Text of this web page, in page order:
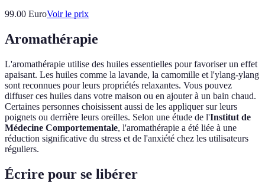
99.00 EuroVoir le prix
Aromathérapie
L'aromathérapie utilise des huiles essentielles pour favoriser un effet
apaisant. Les huiles comme la lavande, la camomille et l'ylang-ylang
sont reconnues pour leurs propriétés relaxantes. Vous pouvez
diffuser ces huiles dans votre maison ou en ajouter à un bain chaud.
Certaines personnes choisissent aussi de les appliquer sur leurs
poignets ou derrière leurs oreilles. Selon une étude de l'Institut de
Médecine Comportementale, l'aromathérapie a été liée à une
réduction significative du stress et de l'anxiété chez les utilisateurs
réguliers.
Écrire pour se libérer